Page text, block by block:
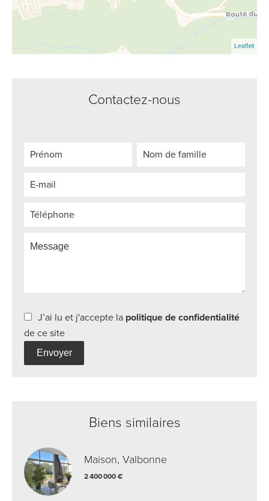
Leaflet
Contactez-nous
J’ai lu et j'accepte la politique de confidentialité
de ce site
Envoyer
Biens similaires
Maison, Valbonne
2 400 000 €